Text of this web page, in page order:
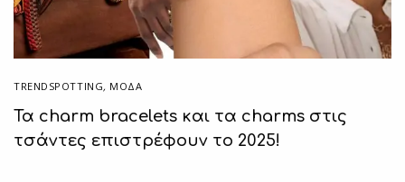
TRENDSPOTTING, ΜΟΔΑ
Τα charm bracelets και τα charms στις
τσάντες επιστρέφουν το 2025!